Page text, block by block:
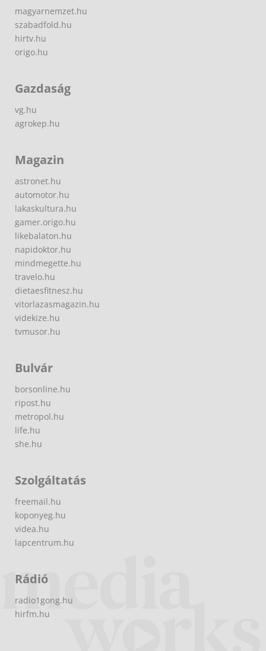
magyarnemzet.hu
szabadfold.hu
hirtv.hu
origo.hu
Gazdaság
vg.hu
agrokep.hu
Magazin
astronet.hu
automotor.hu
lakaskultura.hu
gamer.origo.hu
likebalaton.hu
napidoktor.hu
mindmegette.hu
travelo.hu
dietaesfitnesz.hu
vitorlazasmagazin.hu
videkize.hu
tvmusor.hu
Bulvár
borsonline.hu
ripost.hu
metropol.hu
life.hu
she.hu
Szolgáltatás
freemail.hu
koponyeg.hu
videa.hu
lapcentrum.hu
Rádió
radio1gong.hu
hirfm.hu